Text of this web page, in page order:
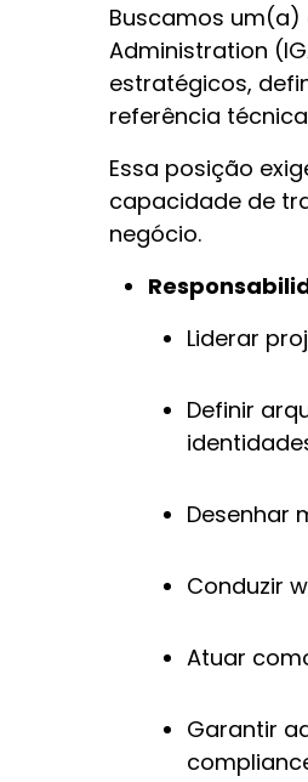
Buscamos um(a)
Administration
estratégicos,
referência
Essa posição
capacidade de
negócio.
Liderar
Definir
Desenhar
Conduzir
Atuar
Garantir